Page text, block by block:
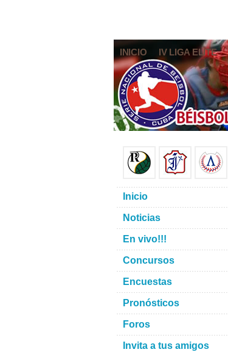
INICIO IV LIGA ELITE
Inicio
Noticias
En vivo!!!
Concursos
Encuestas
Pronósticos
Foros
Invita a tus amigos